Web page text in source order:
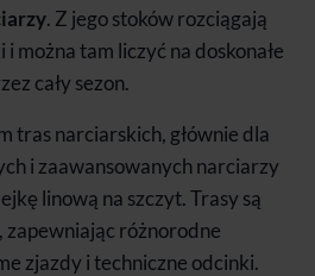
. Z jego stoków rozciągają
można tam liczyć na doskonałe
cały sezon.
tras narciarskich, głównie dla
i zaawansowanych narciarzy
linową na szczyt. Trasy są
różnorodne
zjazdy i techniczne odcinki.